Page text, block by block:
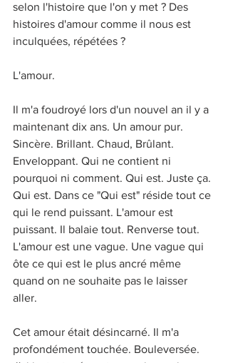
selon l'histoire que l'on y met ? Des
histoires d'amour comme il nous est
inculquées, répétées ?
L'amour.
Il m'a foudroyé lors d'un nouvel an il y a
maintenant dix ans. Un amour pur.
Sincère. Brillant. Chaud, Brûlant.
Enveloppant. Qui ne contient ni
pourquoi ni comment. Qui est. Juste ça.
Qui est. Dans ce "Qui est" réside tout ce
qui le rend puissant. L'amour est
puissant. Il balaie tout. Renverse tout.
L'amour est une vague. Une vague qui
ôte ce qui est le plus ancré même
quand on ne souhaite pas le laisser
aller.
Cet amour était désincarné. Il m'a
profondément touchée. Bouleversée.